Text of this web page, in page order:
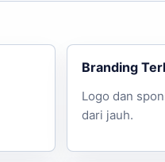
Branding
Logo dan
dari jauh.